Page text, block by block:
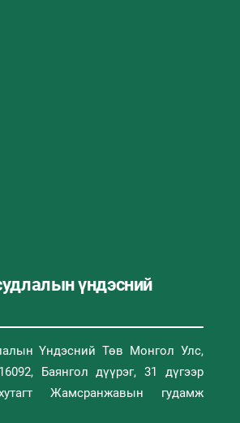
үндэсний
Үндэсний Төв Монгол Улс,
Баянгол дүүрэг, 31 дүгээр
Жамсранжавын гудамж